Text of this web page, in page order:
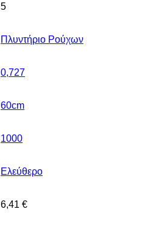
5
Πλυντήριο Ρούχων
0,727
60cm
1000
Ελεύθερο
6,41 €